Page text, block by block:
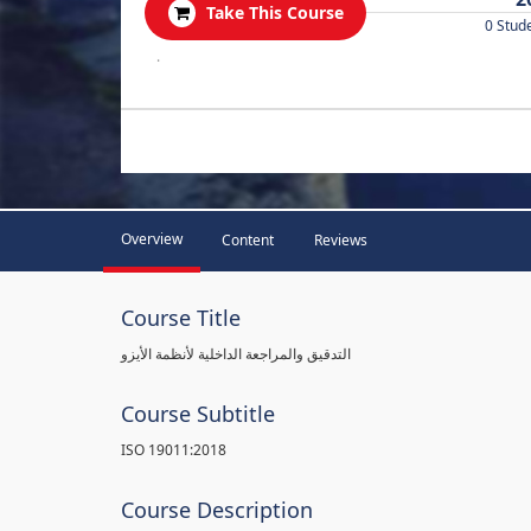
Take This Course
0
.
Overview Content Reviews
Course Title
التدقيق والمراجعة الداخلية لأنظمة الأيزو
Course Subtitle
ISO 19011:2018
Course Description